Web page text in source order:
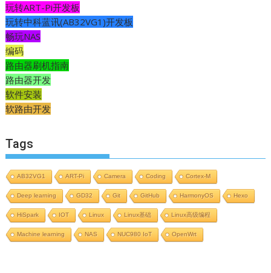
玩转ART-Pi开发板
玩转中科蓝讯(AB32VG1)开发板
畅玩NAS
编码
路由器刷机指南
路由器开发
软件安装
软路由开发
Tags
AB32VG1 ART-Pi Camera Coding Cortex-M
Deep learning GD32 Git GitHub HarmonyOS Hexo
HiSpark IOT Linux Linux基础 Linux高级编程
Machine learning NAS NUC980 IoT OpenWrt